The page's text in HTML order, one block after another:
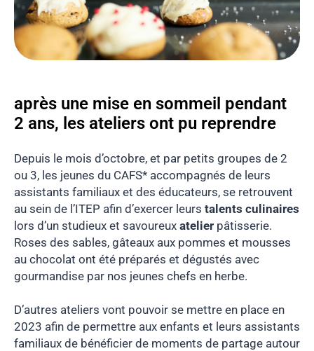
après une mise en sommeil pendant
2 ans, les ateliers ont pu reprendre
Depuis le mois d’octobre, et par petits groupes de 2
ou 3, les jeunes du CAFS* accompagnés de leurs
assistants familiaux et des éducateurs, se retrouvent
au sein de l’ITEP afin d’exercer leurs talents culinaires
lors d’un studieux et savoureux atelier pâtisserie.
Roses des sables, gâteaux aux pommes et mousses
au chocolat ont été préparés et dégustés avec
gourmandise par nos jeunes chefs en herbe.
D’autres ateliers vont pouvoir se mettre en place en
2023 afin de permettre aux enfants et leurs assistants
familiaux de bénéficier de moments de partage autour